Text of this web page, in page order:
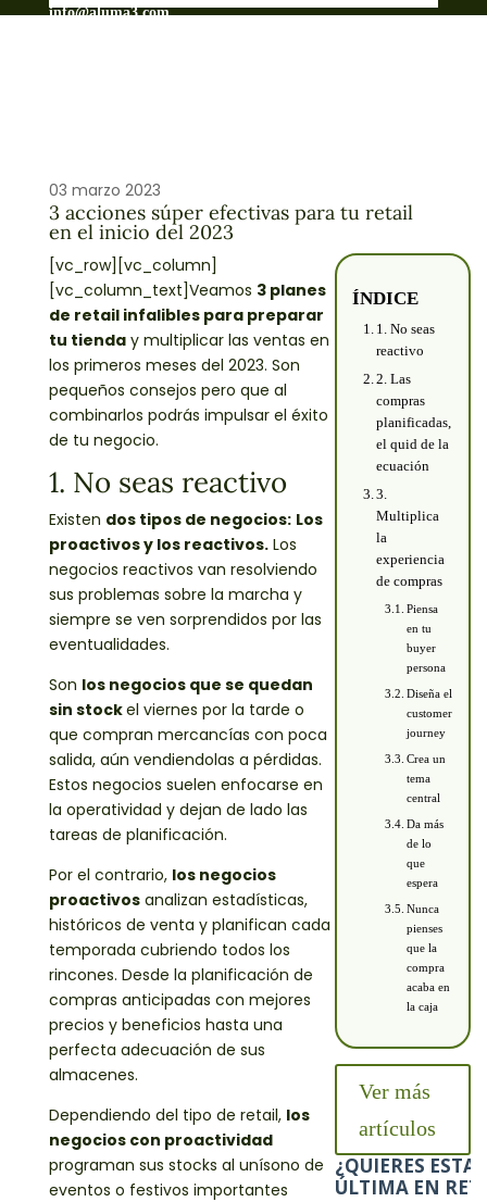
info@aluma3.com
03 marzo 2023
3 acciones súper efectivas para tu retail
en el inicio del 2023
[vc_row][vc_column]
[vc_column_text]Veamos 3 planes
de retail infalibles para preparar
tu tienday multiplicar las ventas en
los primeros meses del 2023. Son
pequeños consejos pero que al
combinarlos podrás impulsar el éxito
de tu negocio.
1. No seas reactivo
Existen dostipos de negocios: Los
proactivos y los reactivos.Los
negocios reactivos van resolviendo
sus problemas sobre la marcha y
siempre se ven sorprendidos por las
eventualidades.
Son los negocios que se quedan
sin stockel viernes por la tarde o
que compran mercancías con poca
salida, aún vendiendolas a pérdidas.
Estos negocios suelen enfocarse en
la operatividad y dejan de lado las
tareas de planificación.
Por el contrario, los negocios
proactivosanalizan estadísticas,
históricos de venta y planifican cada
temporada cubriendo todos los
rincones. Desde la planificación de
compras anticipadas con mejores
precios y beneficios hasta una
perfecta adecuación de sus
almacenes.
Dependiendo del tipo de retail, los
negocios con proactividad
programan sus stocks al unísono de
eventos o festivos importantes
ÍNDICE
1. No seas
reactivo
2. Las
compras
planificadas,
el quid de la
ecuación
3.
Multiplica
la
experiencia
de compras
Piensa
en tu
buyer
persona
Diseña el
customer
journey
Crea un
tema
central
Da más
de lo
que
espera
Nunca
pienses
que la
compra
acaba en
la caja
Ver más
artículos